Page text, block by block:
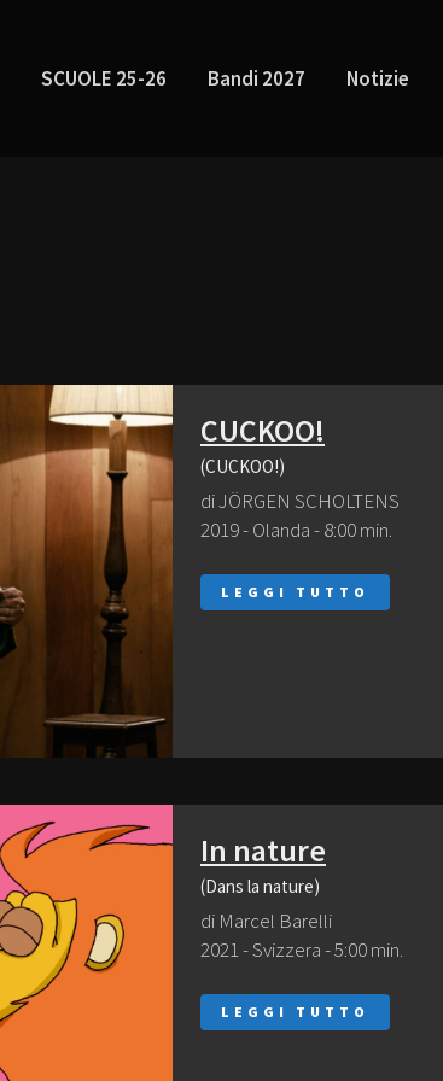
SCUOLE 25-26 Bandi 2027 Notizie
CUCKOO!
(CUCKOO!)
di JÖRGEN SCHOLTENS
2019 - Olanda - 8:00 min.
LEGGI TUTTO
In nature
(Dans la nature)
di Marcel Barelli
2021 - Svizzera - 5:00 min.
LEGGI TUTTO